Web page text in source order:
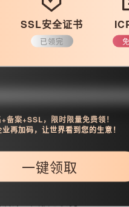
荐
SSL安全证书
已领完
备案+SSL，限时限量免费领！
再加码，让世界看到您的生意！
一键领取